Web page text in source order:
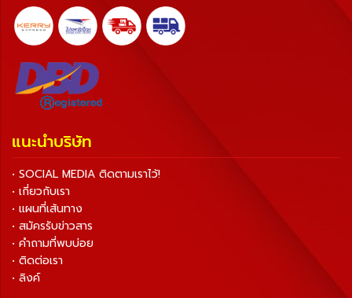
แนะนำบริษัท
• SOCIAL MEDIA ติดตามเราไว้!
• เกี่ยวกับเรา
• แผนที่เส้นทาง
• สมัครรับข่าวสาร
• คำถามที่พบบ่อย
• ติดต่อเรา
• ลิงค์